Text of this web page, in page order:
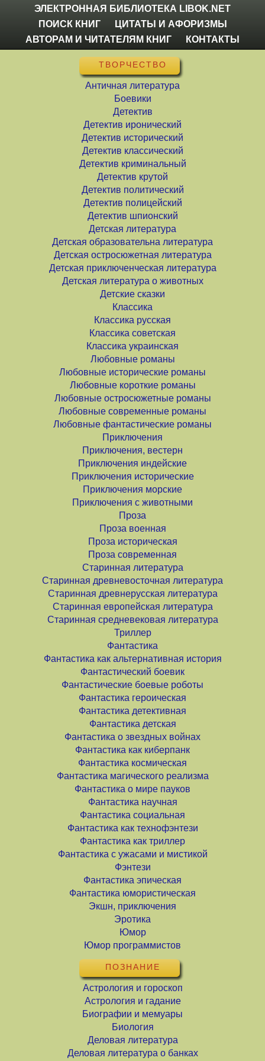
ЭЛЕКТРОННАЯ БИБЛИОТЕКА LIBOK.NET
ПОИСК КНИГ
ЦИТАТЫ И АФОРИЗМЫ
АВТОРАМ И ЧИТАТЕЛЯМ КНИГ
КОНТАКТЫ
ТВОРЧЕСТВО
Античная литература
Боевики
Детектив
Детектив иронический
Детектив исторический
Детектив классический
Детектив криминальный
Детектив крутой
Детектив политический
Детектив полицейский
Детектив шпионский
Детская литература
Детская образовательна литература
Детская остросюжетная литература
Детская приключенческая литература
Детская литература о животных
Детские сказки
Классика
Классика русская
Классика советская
Классика украинская
Любовные романы
Любовные исторические романы
Любовные короткие романы
Любовные остросюжетные романы
Любовные современные романы
Любовные фантастические романы
Приключения
Приключения, вестерн
Приключения индейские
Приключения исторические
Приключения морские
Приключения с животными
Проза
Проза военная
Проза историческая
Проза современная
Старинная литература
Старинная древневосточная литература
Старинная древнерусская литература
Старинная европейская литература
Старинная средневековая литература
Триллер
Фантастика
Фантастика как альтернативная история
Фантастический боевик
Фантастические боевые роботы
Фантастика героическая
Фантастика детективная
Фантастика детская
Фантастика о звездных войнах
Фантастика как киберпанк
Фантастика космическая
Фантастика магического реализма
Фантастика о мире пауков
Фантастика научная
Фантастика социальная
Фантастика как технофэнтези
Фантастика как триллер
Фантастика с ужасами и мистикой
Фэнтези
Фантастика эпическая
Фантастика юмористическая
Экшн, приключения
Эротика
Юмор
Юмор программистов
ПОЗНАНИЕ
Астрология и гороскоп
Астрология и гадание
Биографии и мемуары
Биология
Деловая литература
Деловая литература о банках